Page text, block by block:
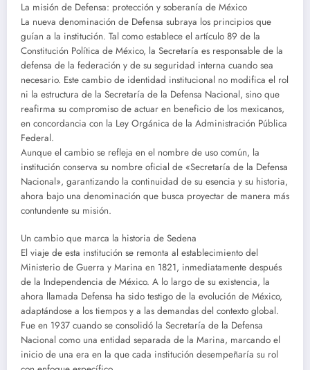
La misión de Defensa: protección y soberanía de México
La nueva denominación de Defensa subraya los principios que
guían a la institución. Tal como establece el artículo 89 de la
Constitución Política de México, la Secretaría es responsable de la
defensa de la federación y de su seguridad interna cuando sea
necesario. Este cambio de identidad institucional no modifica el rol
ni la estructura de la Secretaría de la Defensa Nacional, sino que
reafirma su compromiso de actuar en beneficio de los mexicanos,
en concordancia con la Ley Orgánica de la Administración Pública
Federal.
Aunque el cambio se refleja en el nombre de uso común, la
institución conserva su nombre oficial de «Secretaría de la Defensa
Nacional», garantizando la continuidad de su esencia y su historia,
ahora bajo una denominación que busca proyectar de manera más
contundente su misión.
Un cambio que marca la historia de Sedena
El viaje de esta institución se remonta al establecimiento del
Ministerio de Guerra y Marina en 1821, inmediatamente después
de la Independencia de México. A lo largo de su existencia, la
ahora llamada Defensa ha sido testigo de la evolución de México,
adaptándose a los tiempos y a las demandas del contexto global.
Fue en 1937 cuando se consolidó la Secretaría de la Defensa
Nacional como una entidad separada de la Marina, marcando el
inicio de una era en la que cada institución desempeñaría su rol